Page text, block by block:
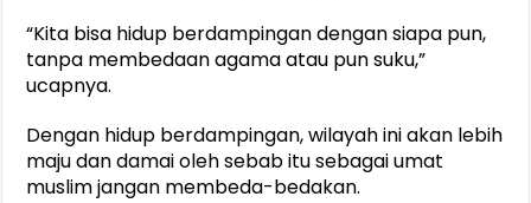
“Kita bisa hidup berdampingan dengan siapa pun,
tanpa membedaan agama atau pun suku,”
ucapnya.
Dengan hidup berdampingan, wilayah ini akan lebih
maju dan damai oleh sebab itu sebagai umat
muslim jangan membeda-bedakan.